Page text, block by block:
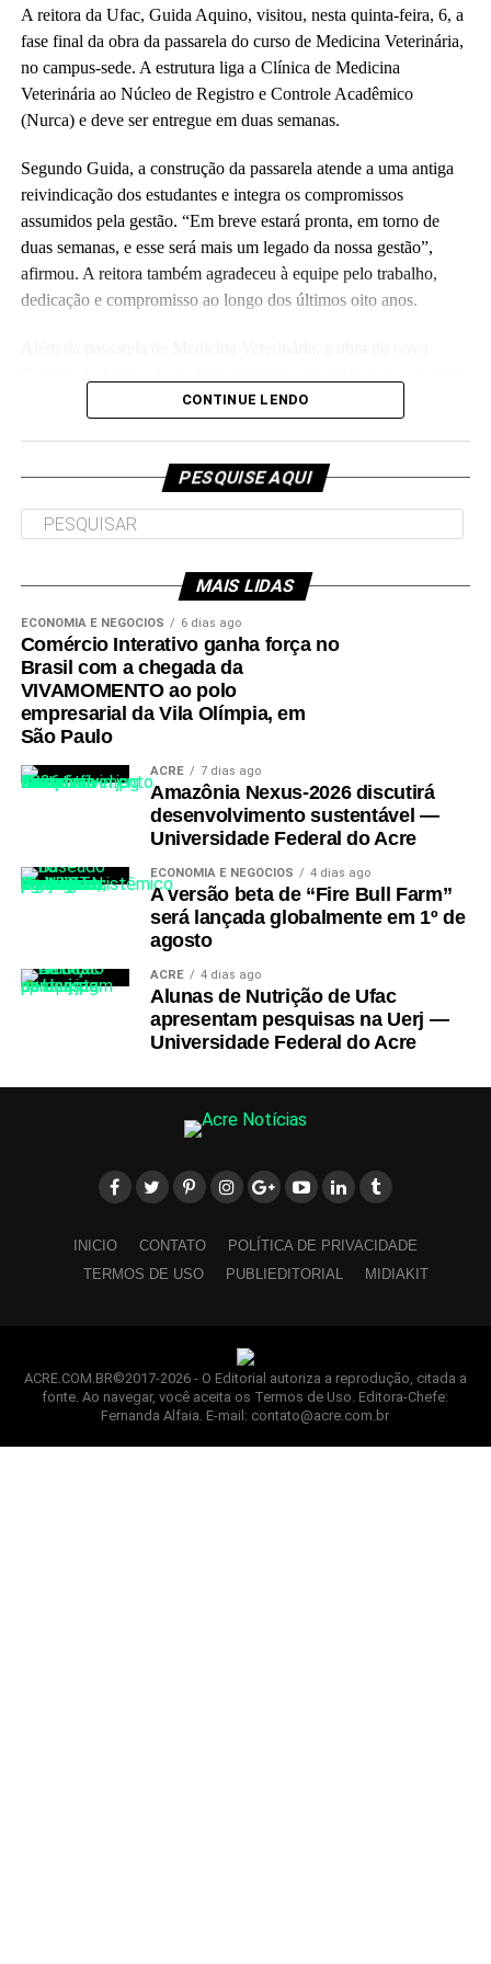
A vice-diretora do CAp, Alessandra Perez Lima, destacou a
relevância do novo espaço para a rotina pedagógica e acadêmica.
“Muito em breve vamos deixar de ser nômades e teremos o
nosso lugar. Eu olho para cada espaço aqui e já vejo essas
Também participaram da cerimônia o pró-reitor de Planejamento,
Alexandre Rid; o pró-reitor de Administração, Marcelo Cruz; o
prefeito do campus, Artesson Cruz; além de professores, técnico-
administrativos, estudantes e representantes da construtora
responsável pela obra.
A reitora da Ufac, Guida Aquino, visitou, nesta quinta-feira, 6, a
fase final da obra da passarela do curso de Medicina Veterinária,
no campus-sede. A estrutura liga a Clínica de Medicina
Veterinária ao Núcleo de Registro e Controle Acadêmico
(Nurca) e deve ser entregue em duas semanas.
Segundo Guida, a construção da passarela atende a uma antiga
reivindicação dos estudantes e integra os compromissos
assumidos pela gestão. “Em breve estará pronta, em torno de
duas semanas, e esse será mais um legado da nossa gestão”,
afirmou. A reitora também agradeceu à equipe pelo trabalho,
dedicação e compromisso ao longo dos últimos oito anos.
e deve ser entregue em breve.CONTINUE LENDO
PESQUISE AQUI
MAIS LIDAS
ECONOMIA E NEGÓCIOS 6 dias ago
Comércio Interativo ganha força no
Brasil com a chegada da
VIVAMOMENTO ao polo
empresarial da Vila Olímpia, em
São Paulo
ACRE 7 dias ago
Amazônia Nexus-2026 discutirá
desenvolvimento sustentável —
Universidade Federal do Acre
ECONOMIA E NEGÓCIOS 4 dias ago
A versão beta de “Fire Bull Farm”
será lançada globalmente em 1º de
agosto
ACRE 4 dias ago
Alunas de Nutrição de Ufac
apresentam pesquisas na Uerj —
Universidade Federal do Acre
INICIO CONTATO
POLÍTICA DE PRIVACIDADE
TERMOS DE USO
PUBLIEDITORIAL MIDIAKIT
ACRE.COM.BR©2017-2026 - O Editorial autoriza a reprodução, citada a
fonte. Ao navegar, você aceita os Termos de Uso. Editora-Chefe:
Fernanda Alfaia. E-mail: contato@acre.com.br